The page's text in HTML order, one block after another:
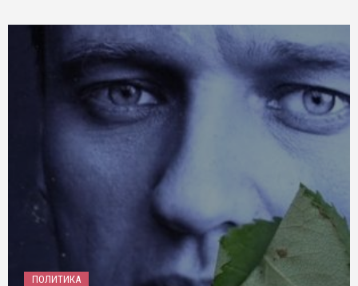
ПОЛИТИКА